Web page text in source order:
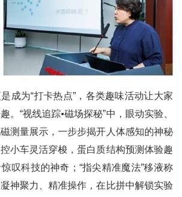
为“打卡热点”，各类趣味活动让大家
。“视线追踪•磁场探秘”中，眼动实验、
测量展示，一步步揭开人体感知的神秘
小车灵活穿梭，蛋白质结构预测体验趣
叹科技的神奇；“指尖精准魔法”移液称
神聚力、精准操作，在比拼中解锁实验